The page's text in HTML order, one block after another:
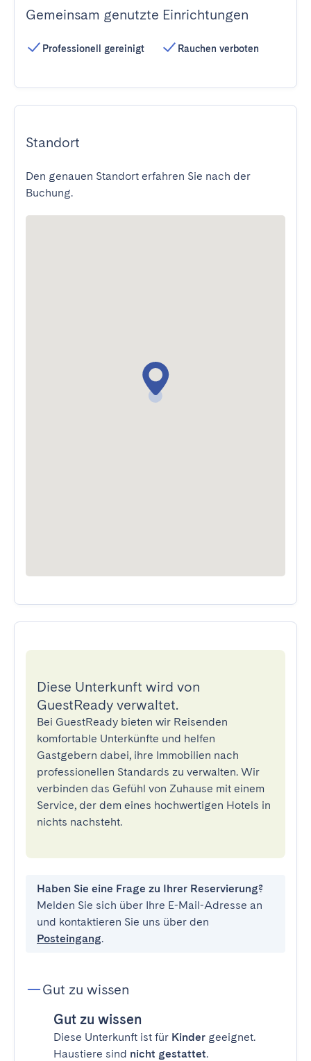
Gemeinsam genutzte Einrichtungen
Professionell gereinigt Rauchen verboten
Standort
Den genauen Standort erfahren Sie nach der
Buchung.
Diese Unterkunft wird von
GuestReady verwaltet.
Bei GuestReady bieten wir Reisenden
komfortable Unterkünfte und helfen
Gastgebern dabei, ihre Immobilien nach
professionellen Standards zu verwalten. Wir
verbinden das Gefühl von Zuhause mit einem
Service, der dem eines hochwertigen Hotels in
nichts nachsteht.
Haben Sie eine Frage zu Ihrer Reservierung?
Melden Sie sich über Ihre E-Mail-Adresse an
und kontaktieren Sie uns über den
Posteingang.
Gut zu wissen
Gut zu wissen
Diese Unterkunft ist für Kinder geeignet.
Haustiere sind nicht gestattet.